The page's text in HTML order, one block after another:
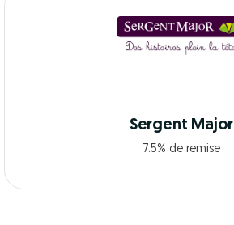
Sergent Major
7.5% de remise